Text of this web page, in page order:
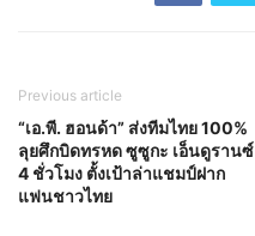
Previous article
“เอ.พี. ฮอนด้า” ส่งทีมไทย 100%
ลุยศึกบิดทรหด ซูซูกะ เอ็นดูรานซ์
4 ชั่วโมง ตั้งเป้าล่าแชมป์ฝาก
แฟนชาวไทย